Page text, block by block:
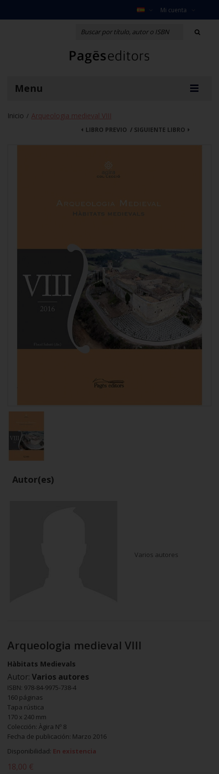
Mi cuenta
Menu
Inicio / Arqueologia medieval VIII
SIGUIENTE LIBRO
LIBRO PREVIO /
Autor(es)
Varios autores
Arqueologia medieval VIII
Hàbitats Medievals
Autor: Varios autores
ISBN: 978-84-9975-738-4
160 páginas
Tapa rústica
170 x 240 mm
Colección: Àgira Nº 8
Fecha de publicación: Marzo 2016
Disponibilidad: En existencia
18,00 €